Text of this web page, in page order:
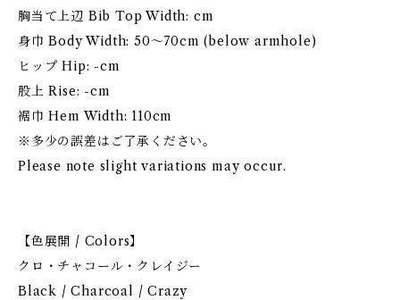
胸当て上辺 Bib Top Width: cm
身巾 Body Width: 50〜70cm (below armhole)
ヒップ Hip: -cm
股上 Rise: -cm
裾巾 Hem Width: 110cm
※多少の誤差はご了承ください。
Please note slight variations may occur.
【色展開 / Colors】
クロ・チャコール・クレイジー
Black / Charcoal / Crazy